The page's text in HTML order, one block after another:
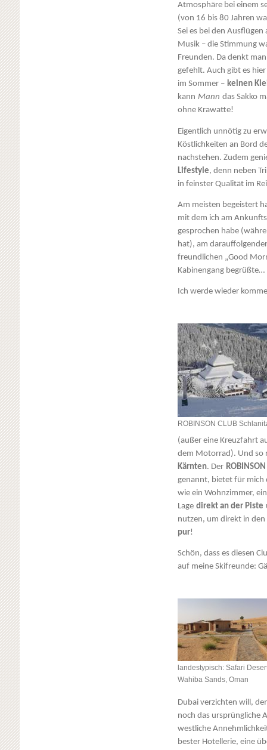
Atmosphäre bei einem
(von 16 bis 80 Jahren
Sei es bei den
Musik – die Stimmung
Freunden. Da denkt
gefehlt. Auch gibt es
im Sommer – keinen
kann Mann das Sakko
ohne Krawatte!
Eigentlich unnötig zu
Köstlichkeiten an Bord
nachstehen. Zudem
Lifestyle, denn neben
in feinster Qualität im
Am meisten begeistert
mit dem ich am
gesprochen habe
hat), am
freundlichen „Good
Kabinengang begrüßte…
Ich werde wieder
ROBINSON CLUB
(außer eine Kreuzfahrt
dem Motorrad). Und so
Kärnten. Der
genannt, bietet für mich
wie ein Wohnzimmer,
Lage direkt an der Piste
nutzen, um direkt in den
pur!
Schön, dass es diesen
auf meine Skifreunde:
landestypisch: Safari
Wahiba Sands, Oman
Dubai verzichten will,
noch das ursprüngliche
westliche
bester Hotellerie, eine